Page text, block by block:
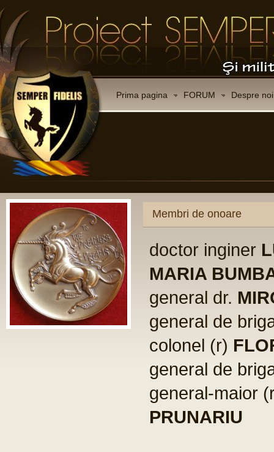
Prima pagina FORUM Despre noi
Membri de onoare
doctor inginer
MARIA
general dr.
general de
colonel (r)
general de
general-maior
PRUNARIU